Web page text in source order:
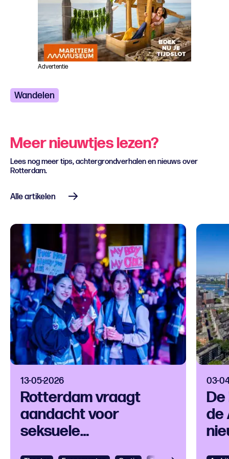
Advertentie
Wandelen
Meer nieuwtjes lezen?
Lees nog meer tips, achtergrondverhalen en nieuws over
Rotterdam.
Alle artikelen
13-05-2026
Rotterdam vraagt
aandacht voor
seksuele
03-
De
de